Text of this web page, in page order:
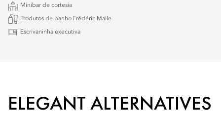
Minibar de cortesia
Produtos de banho Frédéric Malle
Escrivaninha executiva
ELEGANT ALTERNATIVES